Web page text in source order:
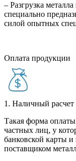
– Разгрузка
специально
силой опытных
Оплата продукции
1. Наличный расчет
Такая форма
частных лиц, у
банковской карты и
поставщиком